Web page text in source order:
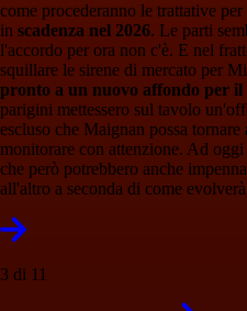
come procederanno le trattative
in scadenza nel 2026. Le parti
l'accordo per ora non c'è. E nel
squillare le sirene di mercato per
pronto a un nuovo affondo per il
parigini mettessero sul tavolo
escluso che Maignan possa
monitorare con attenzione. Ad
che però potrebbero anche
all'altro a seconda di come
3 di 11